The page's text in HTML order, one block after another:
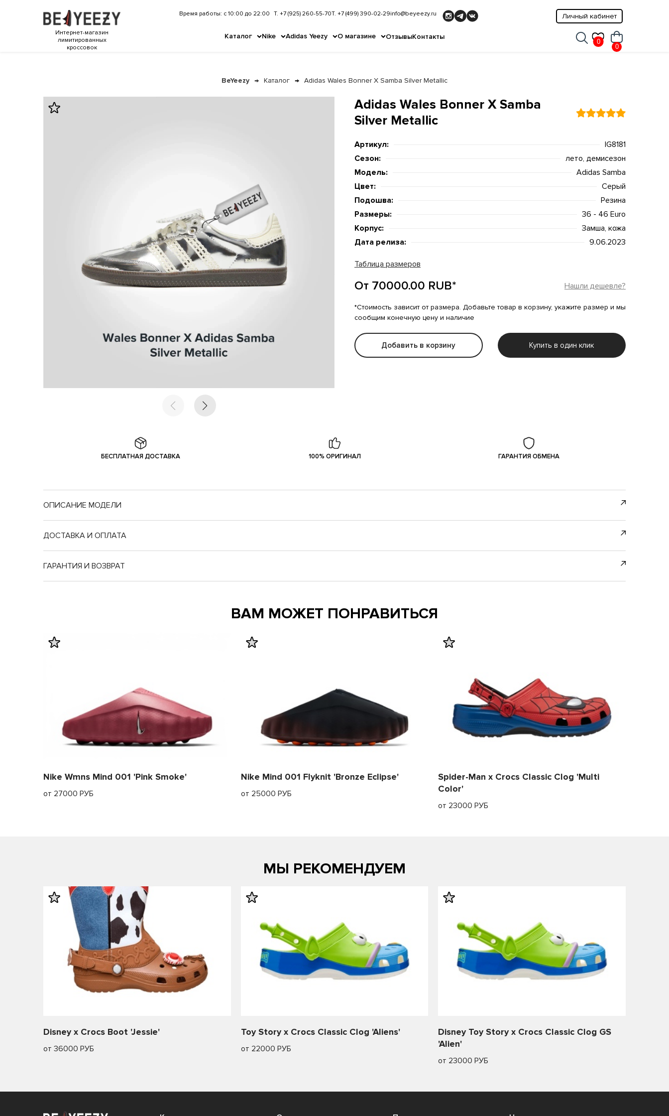
0
Интернет-магазин
лимитированных
кроссовок
Личный кабинет
Каталог Nike Adidas Yeezy О магазине ОтзывыКонтакты
Время работы: с 10:00 до 22:00 Т. +7 (925) 260-55-70Т. +7 (499) 390-02-29info@beyeezy.ru
0
BeYeezy Каталог Adidas Wales Bonner X Samba Silver Metallic
Adidas Wales Bonner X Samba
Silver Metallic
Артикул:
IG8181
Сезон:
лето, демисезон
Модель:
Adidas Samba
Цвет:
Серый
Подошва:
Резина
Размеры:
36 - 46 Euro
Корпус:
Замша, кожа
Дата релиза:
9.06.2023
Таблица размеров
От 70000.00 RUB* Нашли дешевле?
*Стоимость зависит от размера. Добавьте товар в корзину, укажите размер и мы
сообщим конечную цену и наличие
Добавить в корзину Купить в один клик
БЕСПЛАТНАЯ ДОСТАВКА 100% ОРИГИНАЛ ГАРАНТИЯ ОБМЕНА
ОПИСАНИЕ МОДЕЛИ
ДОСТАВКА И ОПЛАТА
ГАРАНТИЯ И ВОЗВРАТ
ВАМ МОЖЕТ ПОНРАВИТЬСЯ
Nike Wmns Mind 001 'Pink Smoke'
от 27000 РУБ
Nike Mind 001 Flyknit 'Bronze Eclipse'
от 25000 РУБ
Spider-Man x Crocs Classic Clog 'Multi
Color'
от 23000 РУБ
МЫ РЕКОМЕНДУЕМ
Disney x Crocs Boot 'Jessie'
от 36000 РУБ
Toy Story x Crocs Classic Clog 'Aliens'
от 22000 РУБ
Disney Toy Story x Crocs Classic Clog GS
'Alien'
от 23000 РУБ